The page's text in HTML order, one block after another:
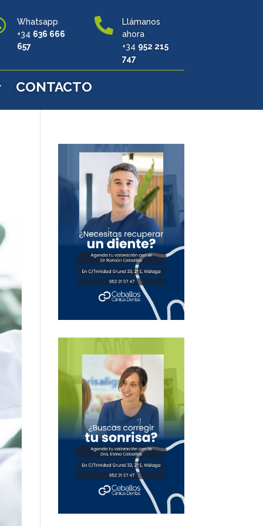
Whatsapp
+34 636 666
657

Llámanos
ahora
+34 952 215
747
CONTACTO